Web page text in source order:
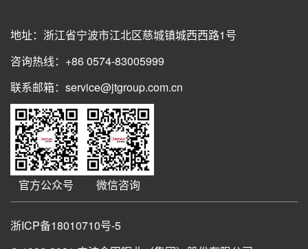
地址：浙江省宁波市江北区慈城镇城西西路1号
咨询热线：+86 0574-83005999
联系邮箱：service@jtgroup.com.cn
官方公众号 微信咨询
浙ICP备18010710号-5